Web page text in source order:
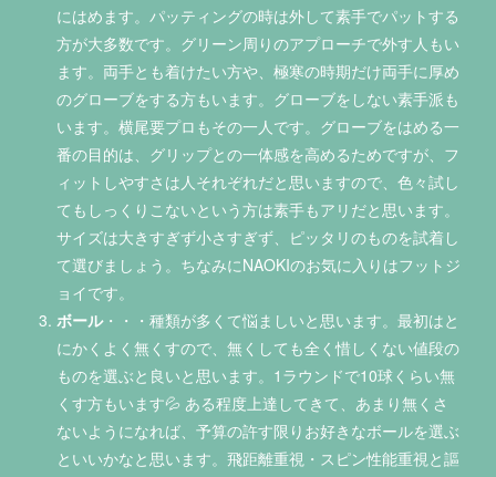
にはめます。パッティングの時は外して素手でパットする
方が大多数です。グリーン周りのアプローチで外す人もい
ます。両手とも着けたい方や、極寒の時期だけ両手に厚め
のグローブをする方もいます。グローブをしない素手派も
います。横尾要プロもその一人です。グローブをはめる一
番の目的は、グリップとの一体感を高めるためですが、フ
ィットしやすさは人それぞれだと思いますので、色々試し
てもしっくりこないという方は素手もアリだと思います。
サイズは大きすぎず小さすぎず、ピッタリのものを試着し
て選びましょう。ちなみにNAOKIのお気に入りはフットジ
ョイです。
ボール・・・種類が多くて悩ましいと思います。最初はと
にかくよく無くすので、無くしても全く惜しくない値段の
ものを選ぶと良いと思います。1ラウンドで10球くらい無
くす方もいます💦 ある程度上達してきて、あまり無くさ
ないようになれば、予算の許す限りお好きなボールを選ぶ
といいかなと思います。飛距離重視・スピン性能重視と謳